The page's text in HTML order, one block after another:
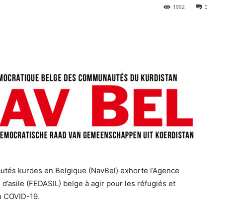
0
1992
kurdes en Belgique (NavBel) exhorte l’Agence
(FEDASIL) belge à agir pour les réfugiés et
COVID-19.